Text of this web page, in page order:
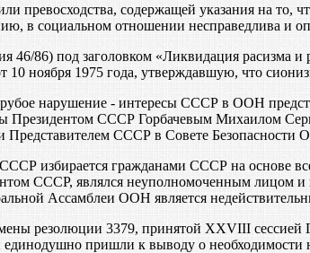
превосходства, содержащей указания на то,
в социальном отношении несправедлива и
86) под заголовком «Ликвидация расизма и
ноября 1975 года, утверждавшую, что
нарушение - интересы СССР в ООН
СССР Горбачевым Михаилом
СССР в Совете Безопасности
избирается гражданами СССР на основе
СССР, являлся неуполномоченным
Ассамблеи ООН является
резолюции 3379, принятой XXVIII
пришли к выводу о